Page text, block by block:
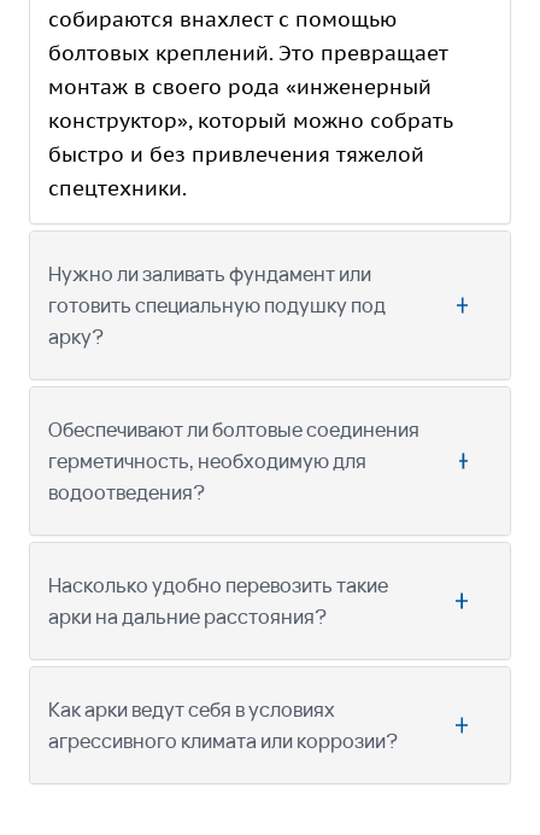
собираются внахлест с помощью
болтовых креплений. Это превращает
монтаж в своего рода «инженерный
конструктор», который можно собрать
быстро и без привлечения тяжелой
спецтехники.
Нужно ли заливать фундамент или
готовить специальную подушку под
арку?
Обеспечивают ли болтовые соединения
герметичность, необходимую для
водоотведения?
Насколько удобно перевозить такие
арки на дальние расстояния?
Как арки ведут себя в условиях
агрессивного климата или коррозии?